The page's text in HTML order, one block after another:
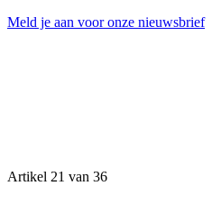
Meld je aan voor onze nieuwsbrief
Artikel 21 van 36